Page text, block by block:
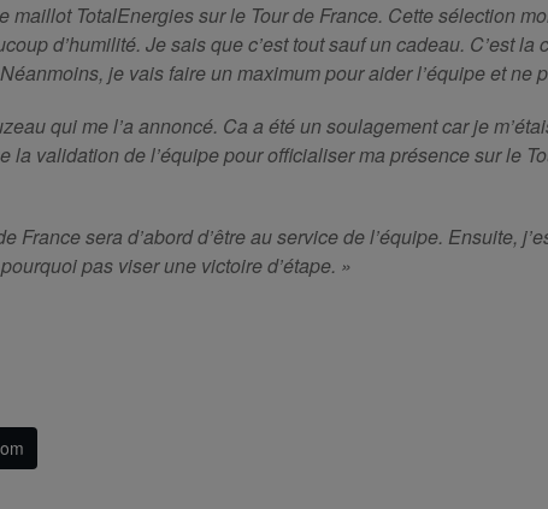
maillot TotalEnergies sur le Tour de France. Cette sélection
d’humilité. Je sais que c’est tout sauf un cadeau. C’est
je vais faire un maximum pour aider l’équipe et ne
qui me l’a annoncé. Ca a été un soulagement car je
validation de l’équipe pour officialiser ma présence sur le
sera d’abord d’être au service de l’équipe. Ensuite,
pas viser une victoire d’étape. »